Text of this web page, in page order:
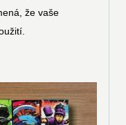
že vaše